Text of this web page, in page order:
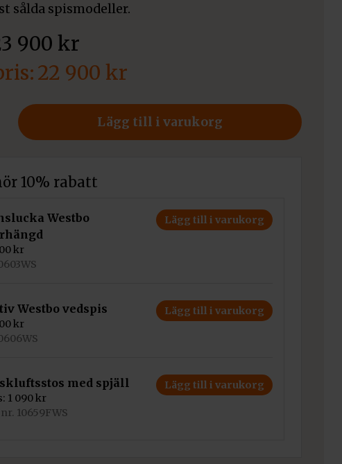
sålda spismodeller.
900 kr
22 900 kr
Lägg till i varukorg
10% rabatt
Westbo
kr
Lägg till i varukorg
Westbo vedspis
kr
Lägg till i varukorg
med spjäll
1 090kr
10659FWS
Lägg till i varukorg